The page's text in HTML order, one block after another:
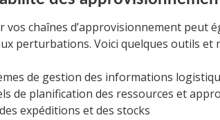
vos chaînes d’approvisionnement peut
perturbations. Voici quelques outils et
de gestion des informations
de planification des ressources et
expéditions et des stocks